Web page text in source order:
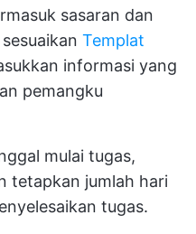
sasaran dan
Templat
informasi yang
pemangku
mulai tugas,
tetapkan jumlah hari
tugas.